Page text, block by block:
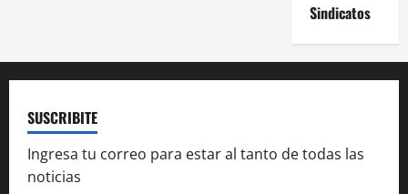
Sindicatos
SUSCRIBITE
Ingresa tu correo para estar al tanto de todas las
noticias